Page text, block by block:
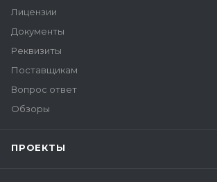
Лицензии
Документы
Реквизиты
Поставщикам
Вопрос ответ
Обзоры
ПРОЕКТЫ